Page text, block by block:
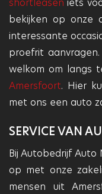
shortleasen iets
bekijken op onze
interessante
proefrit
welkom om langs
Amersfoort. Hier
met ons een auto
SERVICE VAN
Bij Autobedrijf
op met onze
mensen uit